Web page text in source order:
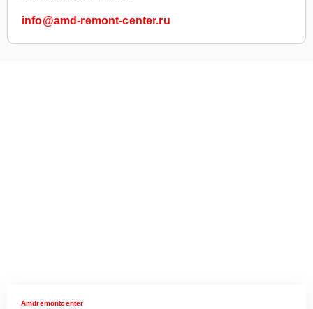
info@amd-remont-center.ru
Amdremontcenter